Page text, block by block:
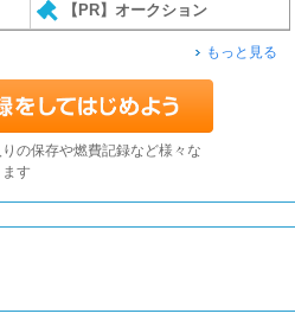
【PR】オークション
もっと見る
の保存や燃費記録など様々な
す